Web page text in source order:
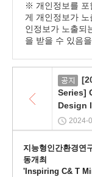
※ 개인정보를 포
게 개인정보가
인정보가 노출되
을 받을 수 있음
공
지
Series]
Design
2024-
지능형인간환경연
동개최
' Inspiring C& T